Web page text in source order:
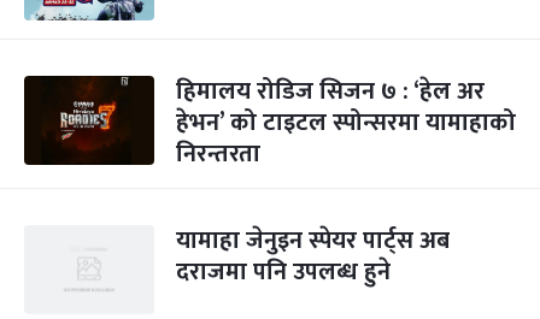
हिमालय रोडिज सिजन ७ : ‘हेल अर
हेभन’ को टाइटल स्पोन्सरमा यामाहाको
निरन्तरता
यामाहा जेनुइन स्पेयर पार्ट्स अब
दराजमा पनि उपलब्ध हुने